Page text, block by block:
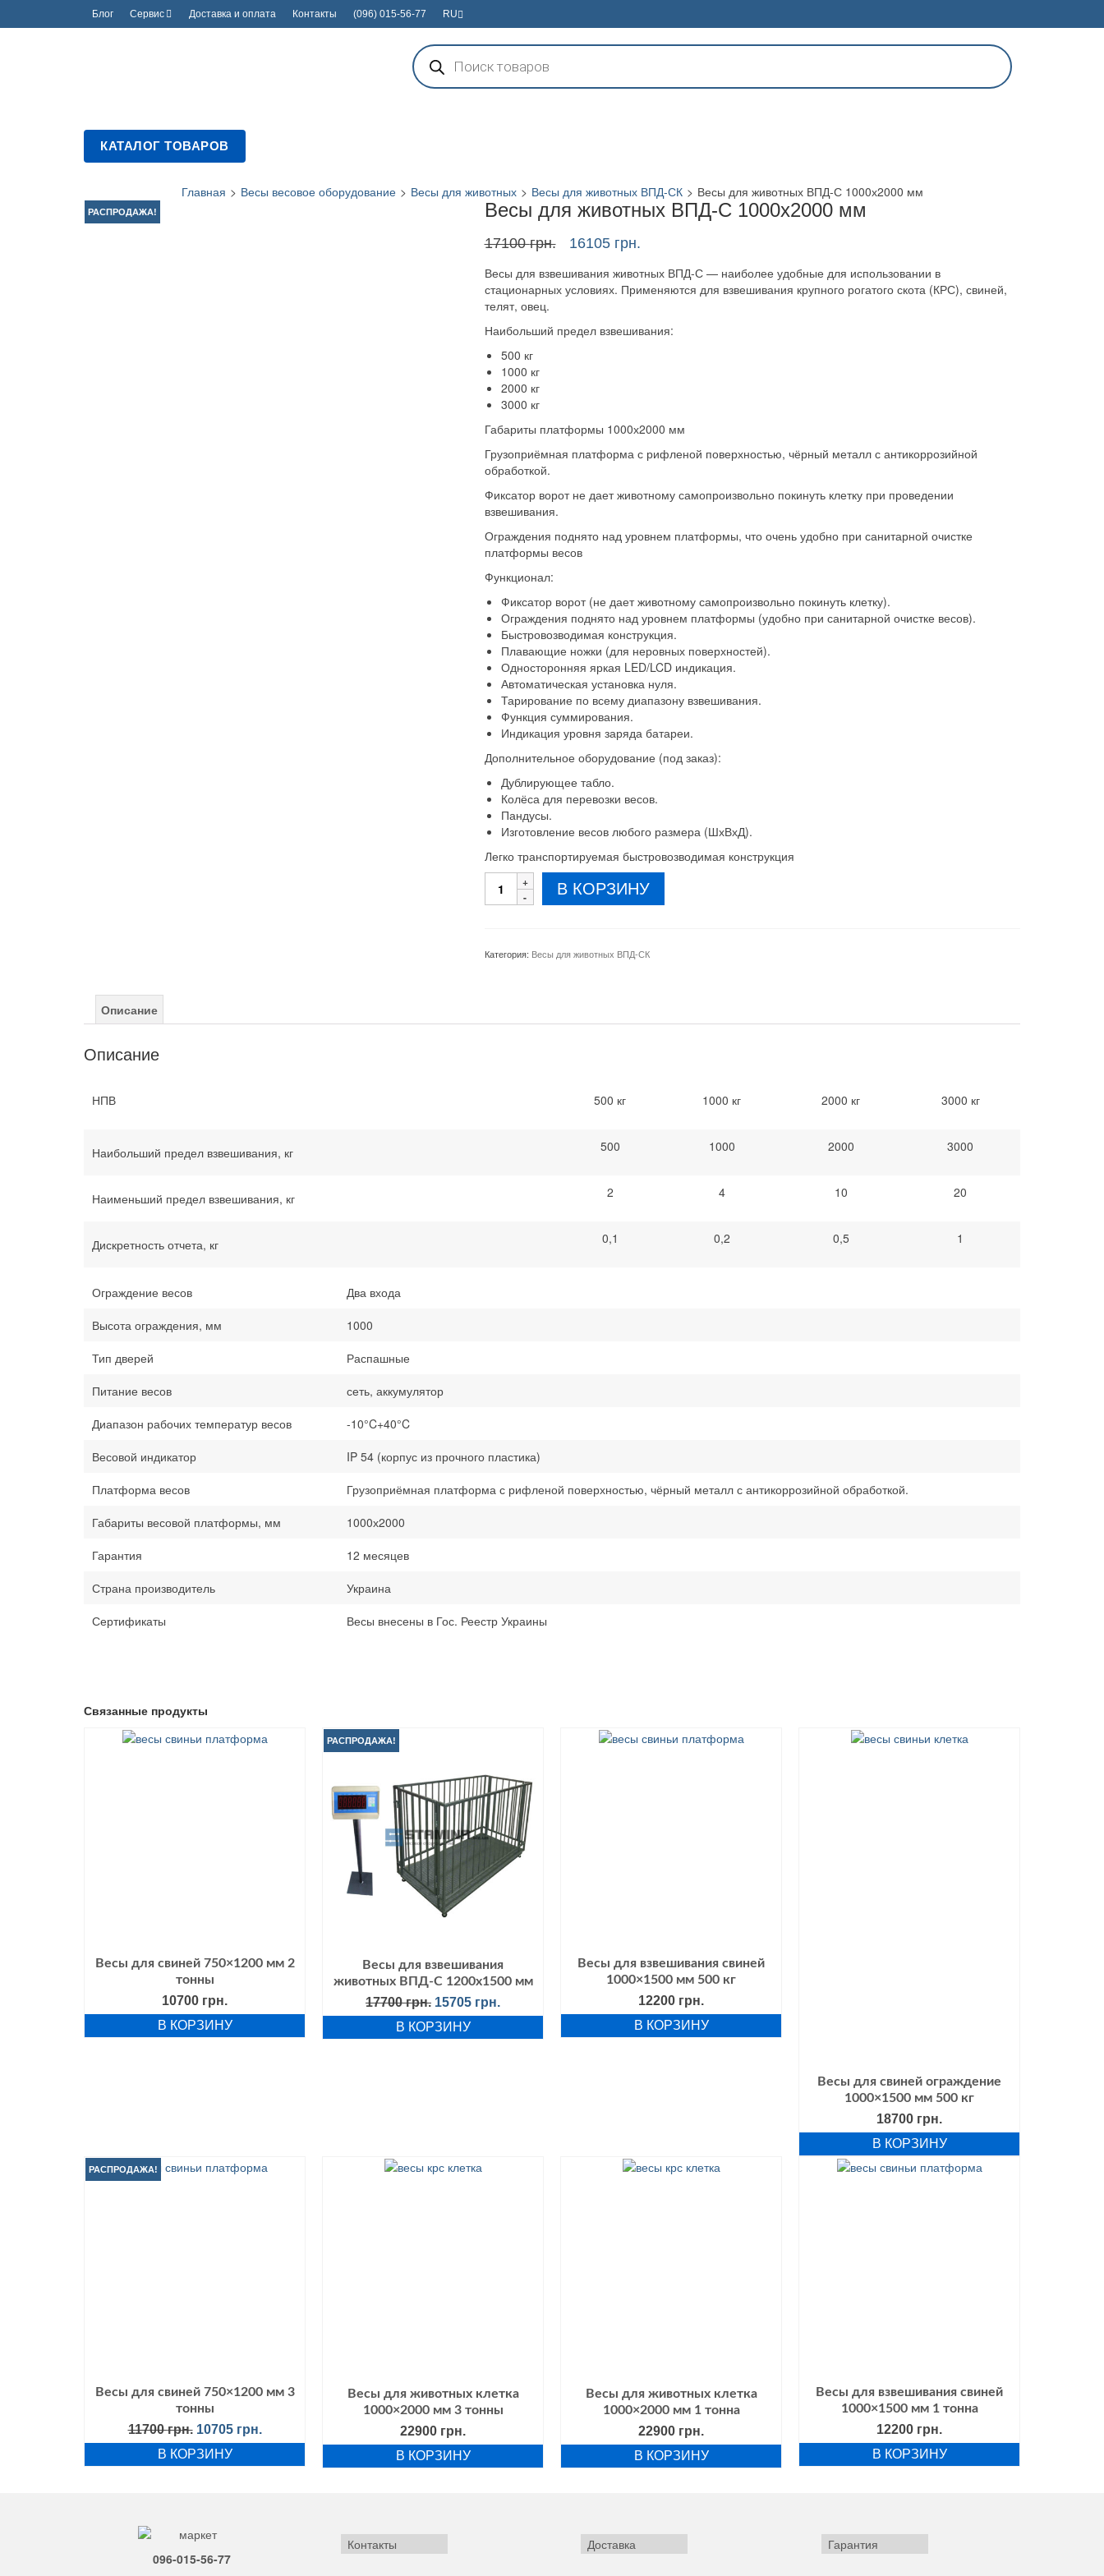
Блог Сервис Доставка и оплата Контакты (096) 015-56-77 RU
Поиск
товаров
КАТАЛОГ ТОВАРОВ
Главная > Весы весовое оборудование > Весы для животных > Весы для животных ВПД-СК > Весы для животных ВПД-С 1000х2000 мм
РАСПРОДАЖА! Весы для животных ВПД-С 1000х2000 мм
17100грн.
Первоначальная
составляла
17100 грн..
16105 грн.
16105 грн..
Весы для взвешивания животных ВПД-С — наиболее удобные для использовании в
стационарных условиях. Применяются для взвешивания крупного рогатого скота (КРС), свиней,
телят, овец.
Наибольший предел взвешивания:
500 кг
1000 кг
2000 кг
3000 кг
Габариты платформы 1000х2000 мм
Грузоприёмная платформа с рифленой поверхностью, чёрный металл с антикоррозийной
обработкой.
Фиксатор ворот не дает животному самопроизвольно покинуть клетку при проведении
взвешивания.
Ограждения поднято над уровнем платформы, что очень удобно при санитарной очистке
платформы весов
Функционал:
Фиксатор ворот (не дает животному самопроизвольно покинуть клетку).
Ограждения поднято над уровнем платформы (удобно при санитарной очистке весов).
Быстровозводимая конструкция.
Плавающие ножки (для неровных поверхностей).
Односторонняя яркая LED/LCD индикация.
Автоматическая установка нуля.
Тарирование по всему диапазону взвешивания.
Функция суммирования.
Индикация уровня заряда батареи.
Дополнительное оборудование (под заказ):
Дублирующее табло.
Колёса для перевозки весов.
Пандусы.
Изготовление весов любого размера (ШхВхД).
Легко транспортируемая быстровозводимая конструкция
Количество
товара
ВПД-
В КОРЗИНУ
Категория: Весы для животных ВПД-СК
Описание
Описание
НПВ 500 кг 1000 кг 2000 кг 3000 кг
Наибольший предел взвешивания, кг 500 1000 2000 3000
Наименьший предел взвешивания, кг 2 4 10 20
Дискретность отчета, кг 0,1 0,2 0,5 1
Ограждение весов
Два входа
Высота ограждения, мм
1000
Тип дверей
Распашные
Питание весов
сеть, аккумулятор
Диапазон рабочих температур весов
-10°C+40°C
Весовой индикатор
IP 54 (корпус из прочного пластика)
Платформа весов
Грузоприёмная платформа с рифленой поверхностью, чёрный металл с антикоррозийной обработкой.
Габариты весовой платформы, мм
1000х2000
Гарантия
12 месяцев
Страна производитель
Украина
Сертификаты
Весы внесены в Гос. Реестр Украины
Связанные продукты
Весы для свиней 750×1200 мм 2
тонны
10700 грн.
В КОРЗИНУ
РАСПРОДАЖА!
Весы для взвешивания
животных ВПД-С 1200х1500 мм
17700грн. Первоначальная
цена
составляла
15705 грн.
цена:
15705 грн..
В КОРЗИНУ
Весы для взвешивания свиней
1000×1500 мм 500 кг
12200 грн.
В КОРЗИНУ
Весы для свиней ограждение
1000×1500 мм 500 кг
18700 грн.
В КОРЗИНУ
РАСПРОДАЖА!
Весы для свиней 750×1200 мм 3
тонны
11700грн. Первоначальная
цена
составляла
10705 грн.
цена:
В КОРЗИНУ
Весы для животных клетка
1000×2000 мм 3 тонны
22900 грн.
В КОРЗИНУ
Весы для животных клетка
1000×2000 мм 1 тонна
22900 грн.
В КОРЗИНУ
Весы для взвешивания свиней
1000×1500 мм 1 тонна
12200 грн.
В КОРЗИНУ
096-015-56-77
Контакты Доставка Гарантия